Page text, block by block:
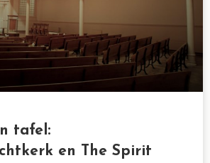
tafel:
en The Spirit